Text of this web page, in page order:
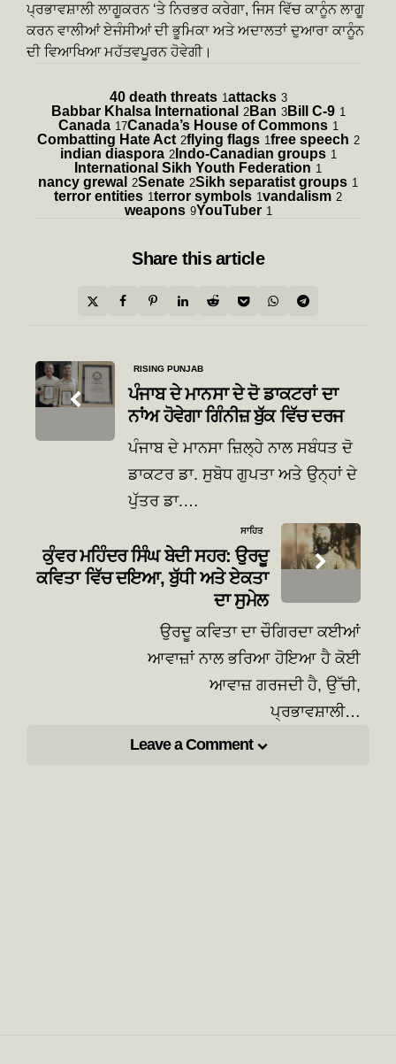
ਪ੍ਰਭਾਵਸ਼ਾਲੀ ਲਾਗੂਕਰਨ ‘ਤੇ ਨਿਰਭਰ ਕਰੇਗਾ, ਜਿਸ ਵਿੱਚ ਕਾਨੂੰਨ ਲਾਗੂ
ਕਰਨ ਵਾਲੀਆਂ ਏਜੰਸੀਆਂ ਦੀ ਭੂਮਿਕਾ ਅਤੇ ਅਦਾਲਤਾਂ ਦੁਆਰਾ ਕਾਨੂੰਨ
ਦੀ ਵਿਆਖਿਆ ਮਹੱਤਵਪੂਰਨ ਹੋਵੇਗੀ।
40 death threats 1 attacks 3
Babbar Khalsa International 2Ban 3Bill C-9 1
Canada 17Canada’s House of Commons 1
Combatting Hate Act 2flying flags 1 free speech 2
indian diaspora 2Indo-Canadian groups 1
International Sikh Youth Federation 1
nancy grewal 2Senate 2Sikh separatist groups 1
terror entities 1 terror symbols 1 vandalism 2
weapons 9YouTuber 1
Share this article
Post
navigation
RISING PUNJAB
ਪੰਜਾਬ ਦੇ ਮਾਨਸਾ ਦੇ ਦੋ ਡਾਕਟਰਾਂ ਦਾ
ਨਾਂਅ ਹੋਵੇਗਾ ਗਿੰਨੀਜ਼ ਬੁੱਕ ਵਿੱਚ ਦਰਜ
ਪੰਜਾਬ ਦੇ ਮਾਨਸਾ ਜ਼ਿਲ੍ਹੇ ਨਾਲ ਸਬੰਧਤ ਦੋ
ਡਾਕਟਰ ਡਾ. ਸੁਬੋਧ ਗੁਪਤਾ ਅਤੇ ਉਨ੍ਹਾਂ ਦੇ
ਪੁੱਤਰ ਡਾ.…
ਸਾਹਿਤ
ਕੁੰਵਰ ਮਹਿੰਦਰ ਸਿੰਘ ਬੇਦੀ ਸਹਰ: ਉਰਦੂ
ਕਵਿਤਾ ਵਿੱਚ ਦਇਆ, ਬੁੱਧੀ ਅਤੇ ਏਕਤਾ
ਦਾ ਸੁਮੇਲ
ਉਰਦੂ ਕਵਿਤਾ ਦਾ ਚੌਗਿਰਦਾ ਕਈਆਂ
ਆਵਾਜ਼ਾਂ ਨਾਲ ਭਰਿਆ ਹੋਇਆ ਹੈ ਕੋਈ
ਆਵਾਜ਼ ਗਰਜਦੀ ਹੈ, ਉੱਚੀ,
ਪ੍ਰਭਾਵਸ਼ਾਲੀ…
Leave a Comment